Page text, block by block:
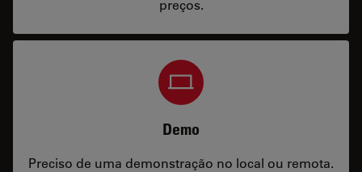
preços.
Demo
Preciso de uma demonstração no local ou remota.